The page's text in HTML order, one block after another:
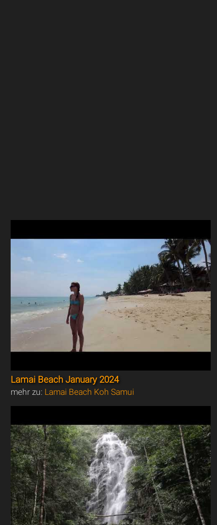
Lamai Beach January 2024
mehr zu: Lamai Beach Koh Samui